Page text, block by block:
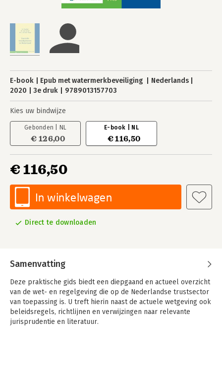
E-book Epub met watermerkbeveiliging
Nederlands
2020
3e druk 9789013157703
Kies uw bindwijze
Gebonden | NL
€ 126,00
E-book | NL
€ 116,50
€ 116,50
In winkelwagen
Direct te downloaden
Samenvatting
Deze praktische gids biedt een diepgaand en actueel overzicht
van de wet- en regelgeving die op de Nederlandse trustsector
van toepassing is. U treft hierin naast de actuele wetgeving ook
beleidsregels, richtlijnen en verwijzingen naar relevante
jurisprudentie en literatuur.